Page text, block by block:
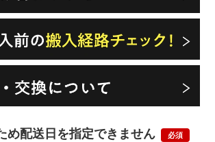
め配送日を指定できません